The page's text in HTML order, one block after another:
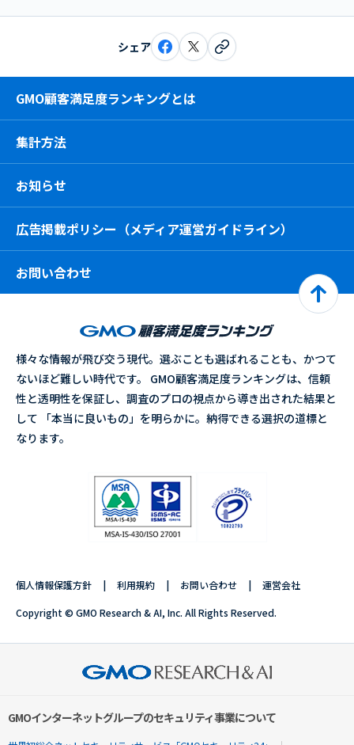
シェア
GMO顧客満足度ランキングとは
集計方法
お知らせ
広告掲載ポリシー（メディア運営ガイドライン）
お問い合わせ
様々な情報が飛び交う現代。選ぶことも選ばれることも、かつて
ないほど難しい時代です。 GMO顧客満足度ランキングは、信頼
性と透明性を保証し、調査のプロの視点から導き出された結果と
して 「本当に良いもの」を明らかに。納得できる選択の道標と
なります。
個人情報保護方針 利用規約 お問い合わせ 運営会社
Copyright © GMO Research & AI, Inc. All Rights Reserved.
GMOインターネットグループのセキュリティ事業について